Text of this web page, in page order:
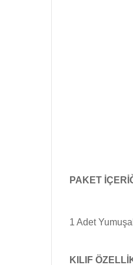
PAKET
1 Adet
KILIF